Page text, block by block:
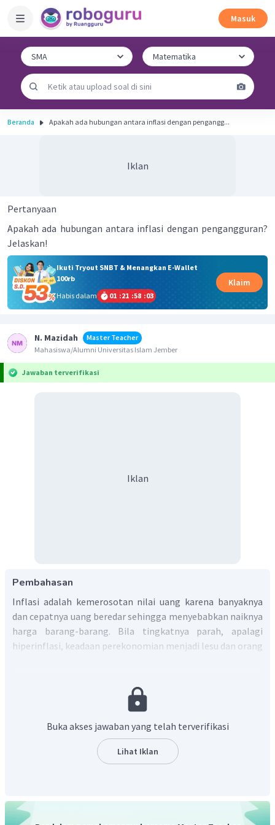
Masuk
Beranda Apakah ada hubungan antara inflasi dengan pengangg...
Iklan
Pertanyaan
Apakah ada hubungan antara inflasi dengan pengangguran?
Jelaskan!
Ikuti Tryout SNBT & Menangkan E-Wallet
100rb
Habis dalam
01 :21 :58 :03
Klaim
N. Mazidah
Master Teacher
Mahasiswa/Alumni Universitas Islam Jember
Jawaban terverifikasi
Iklan
Pembahasan
Inflasi adalah kemerosotan nilai uang karena banyaknya
dan cepatnya uang beredar sehingga menyebabkan naiknya
harga barang-barang. Bila tingkatnya parah, apalagi
hiperinflasi, keadaan perekonomian menjadi lesu dan orang
pengangguran. Berikut hubungan inflasi dan
Dalam jangka pendek
Saat kebijakan moneter atau fiskal diberlakukan
untuk menurunkan pengangguran di bawah tingkat
menaikkan harga lebih cepat. Ketika inflasi
meningkat, pekerja dapat memasok tenaga kerja
Buka akses jawaban yang telah terverifikasi
Lihat Iklan